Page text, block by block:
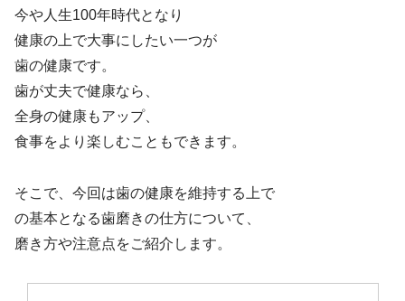
今や人生100年時代となり
健康の上で大事にしたい一つが
歯の健康です。
歯が丈夫で健康なら、
全身の健康もアップ、
食事をより楽しむこともできます。
そこで、今回は歯の健康を維持する上で
の基本となる歯磨きの仕方について、
磨き方や注意点をご紹介します。